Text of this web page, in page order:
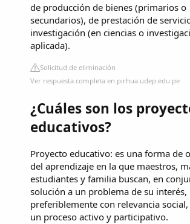
de producción de bienes (primarios o
secundarios), de prestación de
investigación (en ciencias o
aplicada).
Solicitud de eliminación
Ver respuesta completa en pirhua.udep.edu.pe
¿Cuáles son los
educativos?
Proyecto educativo: es una forma de
del aprendizaje en la que maestros,
estudiantes y familia buscan, en
solución a un problema de su interés,
preferiblemente con relevancia
un proceso activo y participativo.